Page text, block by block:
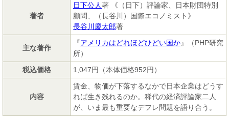
著者
日下公人著 《（日下）評論家、日本財団特別
顧問、（長谷川）国際エコノミスト》
長谷川慶太郎著
主な著作
『アメリカはどれほどひどい国か』（PHP研究
所）
税込価格
1,047円（本体価格952円）
内容
賃金、物価が下落するなかで日本企業はどうす
れば生き残れるのか。稀代の経済評論家二人
が、いま最も重要なデフレ問題を語り合う。